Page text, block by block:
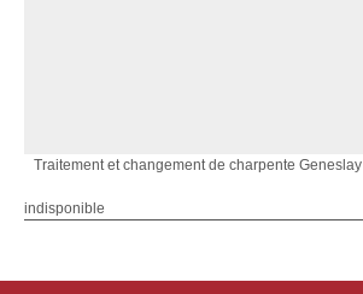
Traitement et changement de charpente Geneslay
indisponible